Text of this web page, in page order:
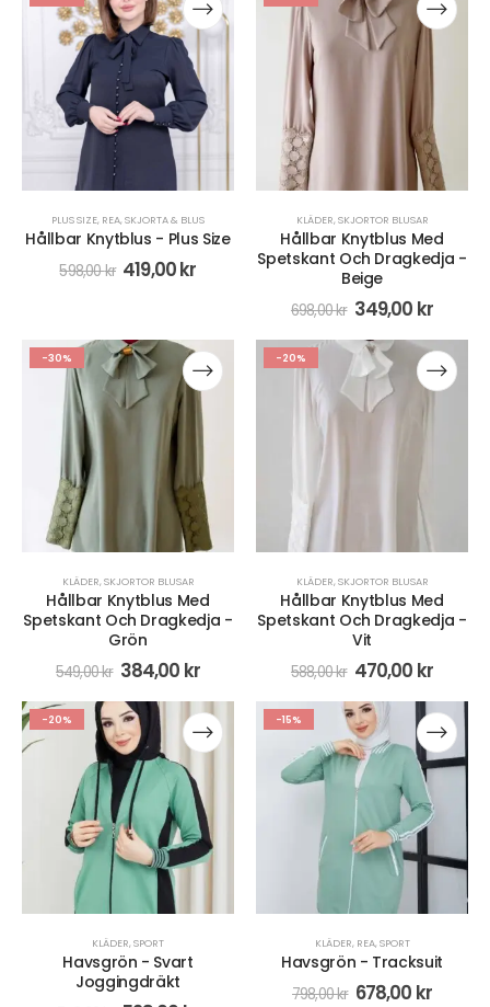
PLUS SIZE, REA,SKJORTA & BLUS
Hållbar Knytblus - Plus Size
598,00kr 419,00kr
KLÄDER,SKJORTOR BLUSAR
Hållbar Knytblus Med
Spetskant Och Dragkedja -
Beige
698,00kr 349,00 kr
-30%
KLÄDER,SKJORTOR BLUSAR
Hållbar Knytblus Med
Spetskant Och Dragkedja -
Grön
549,00kr 384,00 kr
-20%
KLÄDER,SKJORTOR BLUSAR
Hållbar Knytblus Med
Spetskant Och Dragkedja -
Vit
588,00kr 470,00 kr
-20%
KLÄDER,SPORT
Havsgrön - Svart
Joggingdräkt
-15%
KLÄDER, REA,SPORT
Havsgrön - Tracksuit
798,00kr 678,00 kr